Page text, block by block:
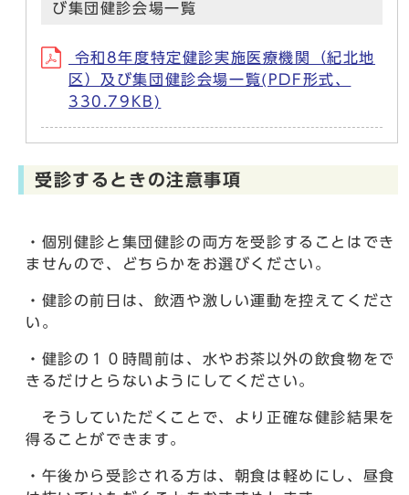
び集団健診会場一覧
令和8年度特定健診実施医療機関（紀北地
区）及び集団健診会場一覧(PDF形式、
330.79KB)
受診するときの注意事項
・個別健診と集団健診の両方を受診することはでき
ませんので、どちらかをお選びください。
・健診の前日は、飲酒や激しい運動を控えてくださ
い。
・健診の１０時間前は、水やお茶以外の飲食物をで
きるだけとらないようにしてください。
そうしていただくことで、より正確な健診結果を
得ることができます。
・午後から受診される方は、朝食は軽めにし、昼食